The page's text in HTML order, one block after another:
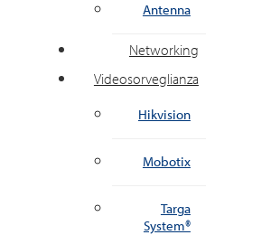
Antenna
Networking
Videosorveglianza
Hikvision
Mobotix
Targa
System®